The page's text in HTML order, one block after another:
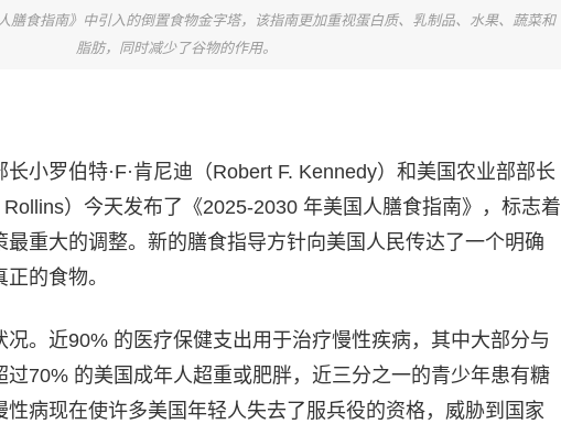
膳食指南》中引入的倒置食物金字塔，该指南更加重视蛋白质、乳制品、水果、蔬菜和
脂肪，同时减少了谷物的作用。
小罗伯特·F·肯尼迪（Robert F. Kennedy）和美国农业部部长
）今天发布了《2025-2030 年美国人膳食指南》，标志着
最重大的调整。新的膳食指导方针向美国人民传达了一个明确
的食物。
况。近90% 的医疗保健支出用于治疗慢性疾病，其中大部分与
过70% 的美国成年人超重或肥胖，近三分之一的青少年患有糖
性病现在使许多美国年轻人失去了服兵役的资格，威胁到国家